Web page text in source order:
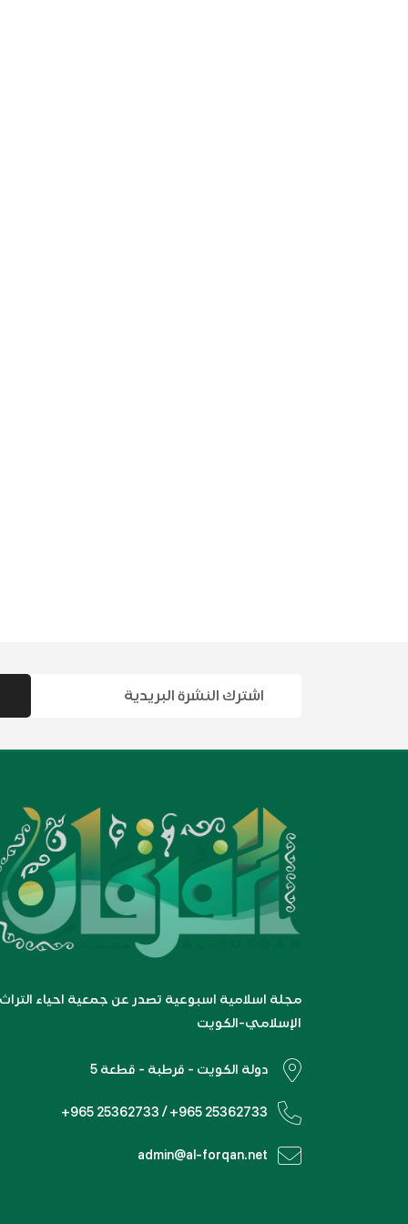
مجلة اسلامية اسبوعية تصدر عن جمعية احياء التراث
الإسلامي-الكويت
دولة الكويت - قرطبة - قطعة 5
+965 25362733 / +965 25362733
admin@al-forqan.net